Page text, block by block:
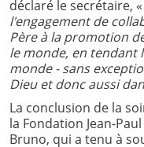
déclaré le secrétaire, «
l'engagement de
Père à la promotion
le monde, en tendant
monde - sans
Dieu et donc aussi
La conclusion de la
la Fondation Jean-
Bruno, qui a tenu à